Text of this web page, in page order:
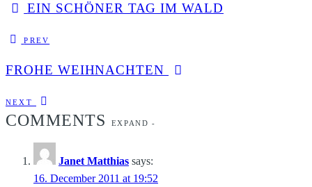
EIN SCHÖNER TAG IM WALD
PREV
FROHE WEIHNACHTEN
NEXT
COMMENTS EXPAND -
Janet Matthias says:
16. December 2011 at 19:52